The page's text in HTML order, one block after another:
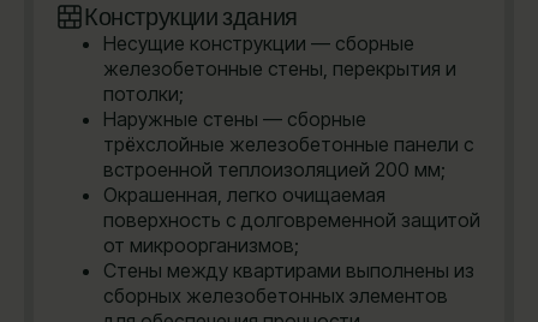
Конструкции здания
Несущие конструкции — сборные
железобетонные стены, перекрытия и
потолки;
Наружные стены — сборные
трёхслойные железобетонные панели с
встроенной теплоизоляцией 200 мм;
Окрашенная, легко очищаемая
поверхность с долговременной защитой
от микроорганизмов;
Стены между квартирами выполнены из
сборных железобетонных элементов